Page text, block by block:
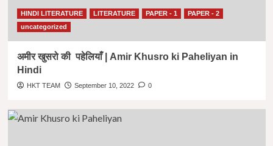
HINDI LITERATURE LITERATURE PAPER - 1
PAPER - 2
uncategorized
अमीर खुसरो की पहेलियाँ | Amir Khusro ki Paheliyan in
Hindi
HKT TEAM September 10, 2022 0